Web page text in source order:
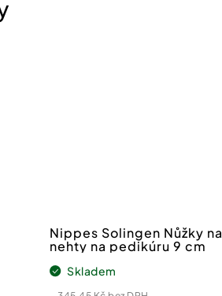
Nippes Solingen Nůžky na
nehty na pedikúru 9 cm
Skladem